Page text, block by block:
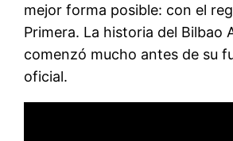
mejor forma posible: con el
Primera. La historia del Bilbao
comenzó mucho antes de su
oficial.